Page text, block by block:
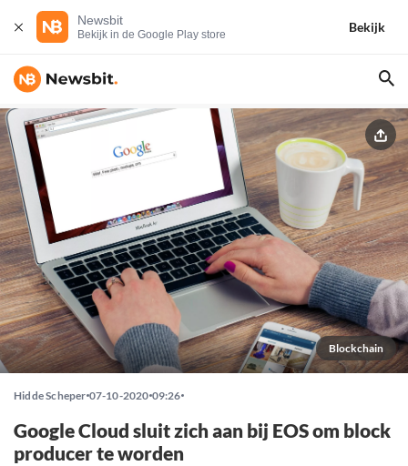
Newsbit
Bekijk in de Google Play store
Bekijk
Blockchain
Hidde Scheper 07-10-2020 09:26
Google Cloud sluit zich aan bij EOS om block
producer te worden